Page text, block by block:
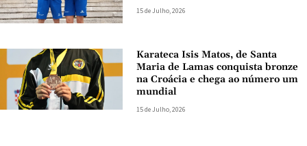
15 de Julho, 2026
Karateca Isis Matos, de Santa
Maria de Lamas conquista bronze
na Croácia e chega ao número um
mundial
15 de Julho, 2026